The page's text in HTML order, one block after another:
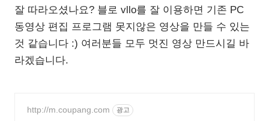
잘 따라오셨나요? 블로 vllo를 잘 이용하면 기존 PC
동영상 편집 프로그램 못지않은 영상을 만들 수 있는
것 같습니다 :) 여러분들 모두 멋진 영상 만드시길 바
라겠습니다.
http://m.coupang.com 광고